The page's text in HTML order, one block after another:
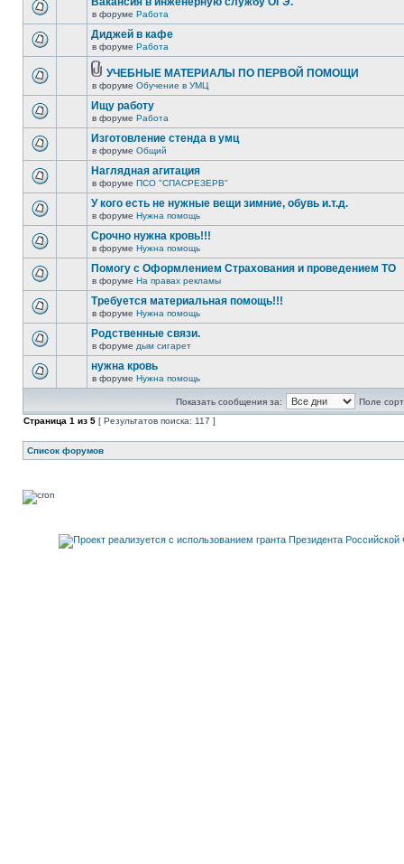
в форуме Работа
Диджей в кафе
в форуме Работа
УЧЕБНЫЕ МАТЕРИАЛЫ ПО ПЕРВОЙ ПОМОЩИ
в форуме Обучение в УМЦ
Ищу работу
в форуме Работа
Изготовление стенда в умц
в форуме Общий
Наглядная агитация
в форуме ПСО "СПАСРЕЗЕРВ"
У кого есть не нужные вещи зимние, обувь и.т.д.
в форуме Нужна помощь
Срочно нужна кровь!!!
в форуме Нужна помощь
Помогу с Оформлением Страхования и проведением ТО
в форуме На правах рекламы
Требуется материальная помощь!!!
в форуме Нужна помощь
Родственные связи.
в форуме дым сигарет
нужна кровь
в форуме Нужна помощь
Показать сообщения за:
Поле
Страница 1 из 5 [ Результатов поиска: 117 ]
Список форумов